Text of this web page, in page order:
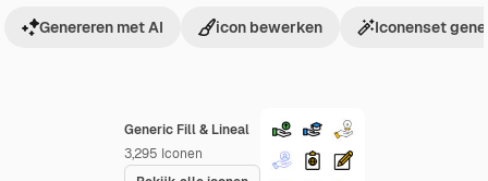
Generic Fill & Lineal
3,295 Iconen
Genereren met AI icon bewerken Iconenset